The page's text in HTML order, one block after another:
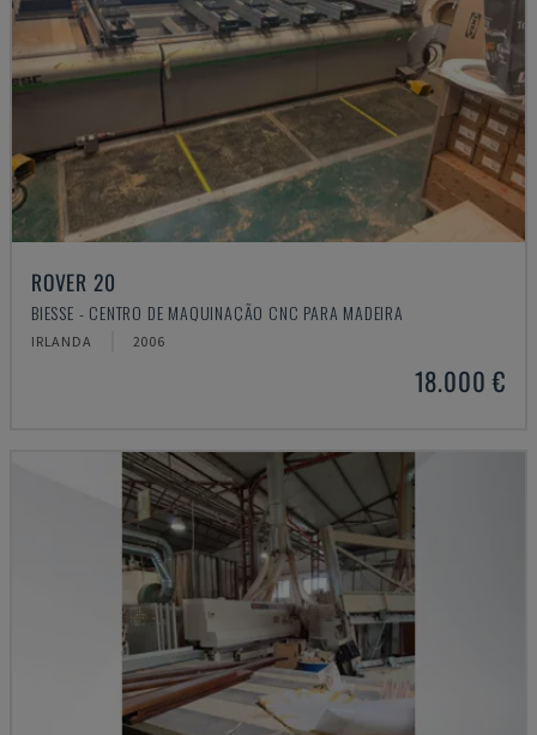
ROVER 20
BIESSE - CENTRO DE MAQUINAÇÃO CNC PARA MADEIRA
IRLANDA 2006
18.000 €